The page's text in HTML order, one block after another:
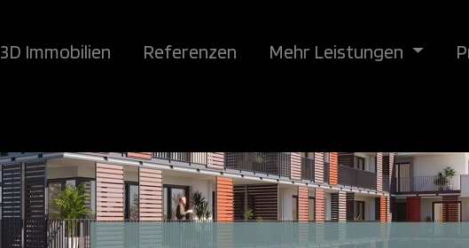
3D Immobilien Referenzen Mehr Leistungen